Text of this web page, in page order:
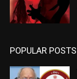
POPULAR POSTS